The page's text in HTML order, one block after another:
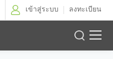
เข้าสู่ระบบ ลงทะเบียน